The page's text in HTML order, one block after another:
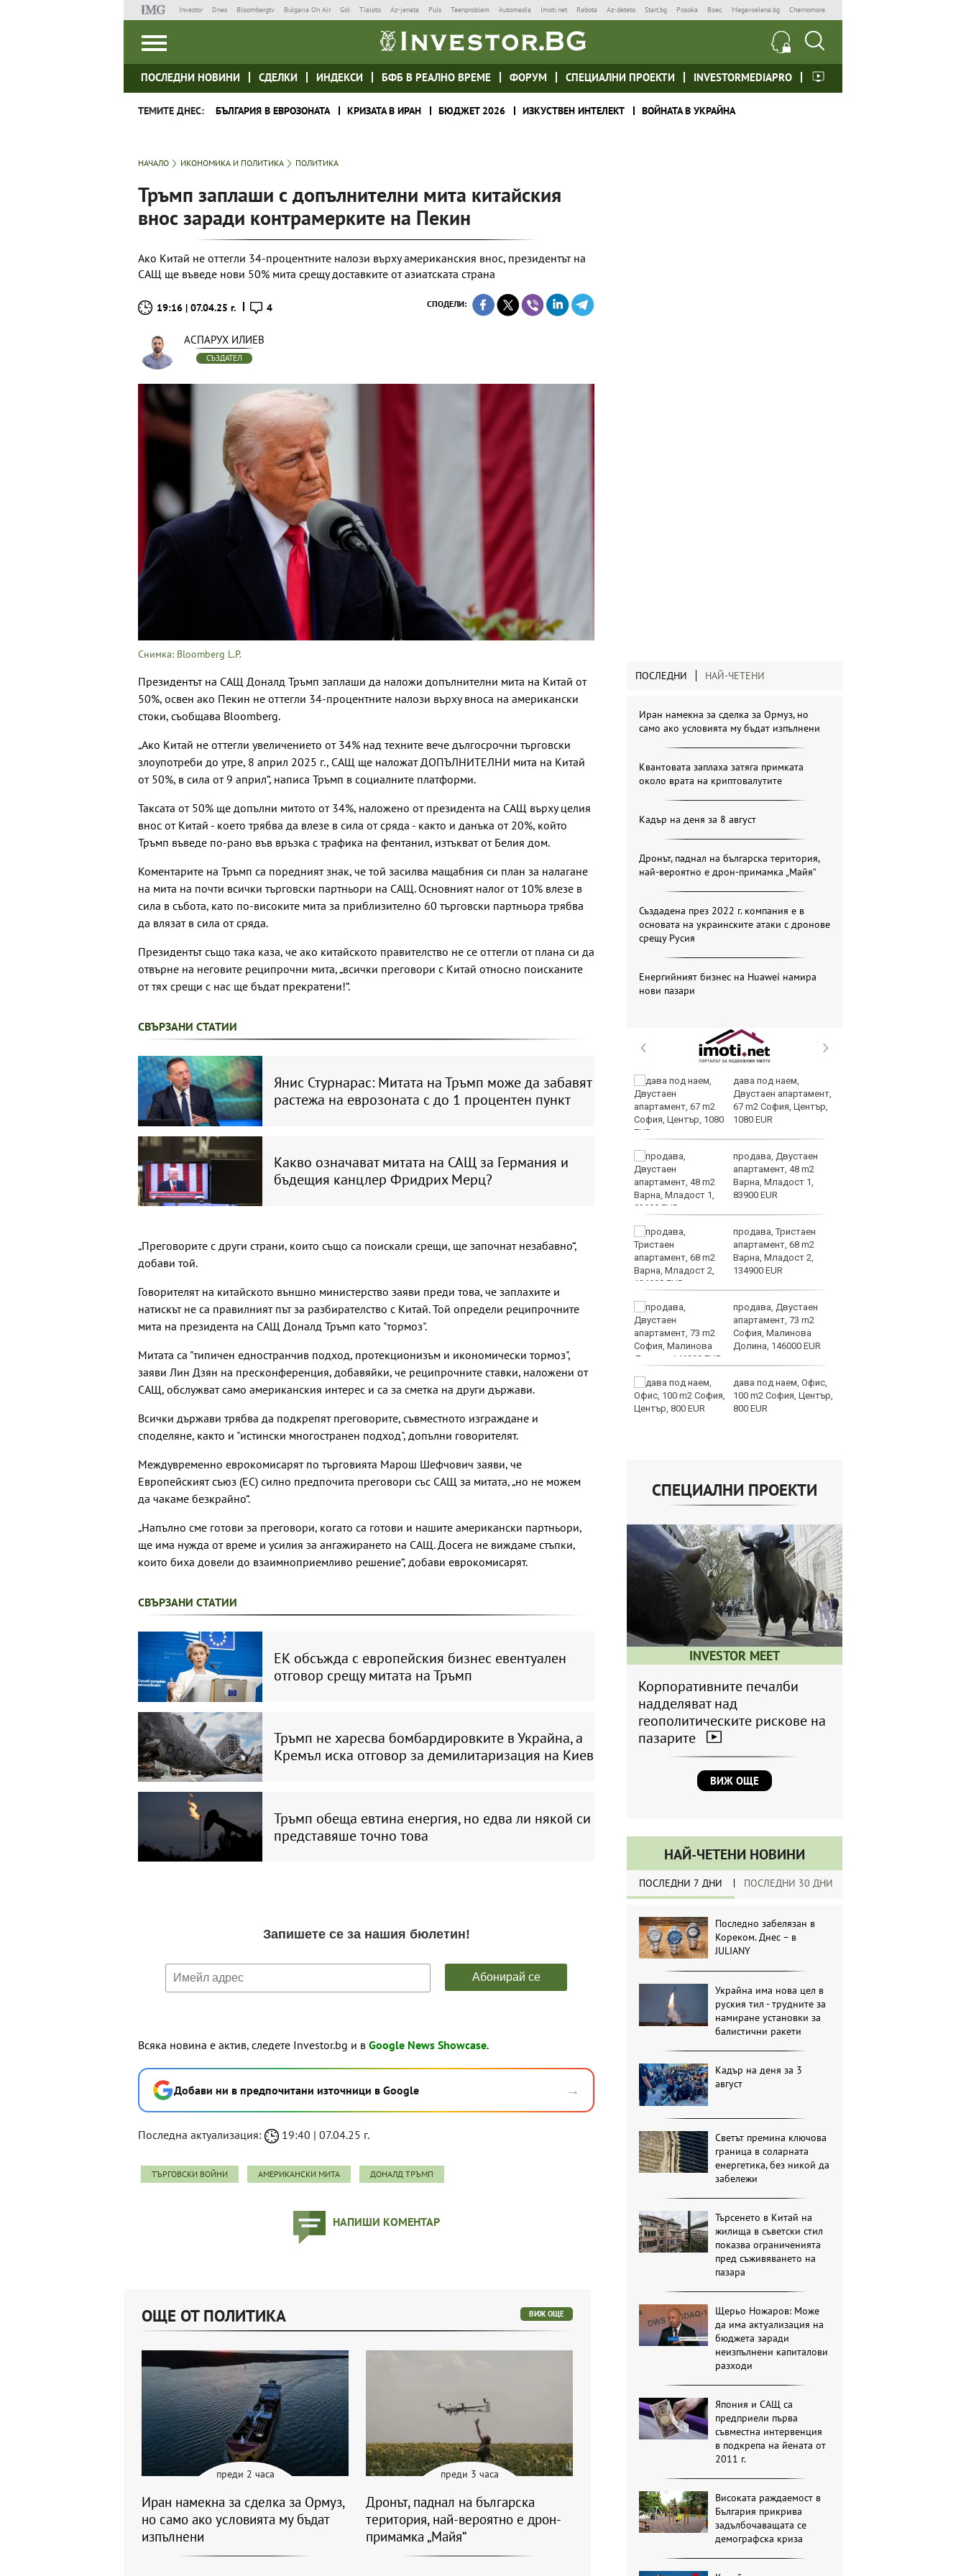
Investor Dnes Bloombergtv Bulgaria On Air Gol Tialoto Az-jenata Puls Teenproblem Automedia Imoti.net Rabota Az-deteto Start.bg Posoka Boec Megavselena.bg Chernomore
ПОСЛЕДНИ НОВИНИ СДЕЛКИ ИНДЕКСИ БФБ В РЕАЛНО ВРЕМЕ ФОРУМ СПЕЦИАЛНИ ПРОЕКТИ INVESTORMEDIAPRO
ТЕМИТЕ ДНЕС: БЪЛГАРИЯ В ЕВРОЗОНАТА КРИЗАТА В ИРАН БЮДЖЕТ 2026 ИЗКУСТВЕН ИНТЕЛЕКТ ВОЙНАТА В УКРАЙНА
НАЧАЛО ИКОНОМИКА И ПОЛИТИКА ПОЛИТИКА
Тръмп заплаши с допълнителни мита китайския
внос заради контрамерките на Пекин
Ако Китай не оттегли 34-процентните налози върху американския внос, президентът на
САЩ ще въведе нови 50% мита срещу доставките от азиатската страна
19:16 | 07.04.25 г. 4 СПОДЕЛИ:
АСПАРУХ ИЛИЕВ
СЪЗДАТЕЛ
Снимка: Bloomberg L.P.
Президентът на САЩ Доналд Тръмп заплаши да наложи допълнителни мита на Китай от
50%, освен ако Пекин не оттегли 34-процентните налози върху вноса на американски
стоки, съобщава Bloomberg.
„Ако Китай не оттегли увеличението от 34% над техните вече дългосрочни търговски
злоупотреби до утре, 8 април 2025 г., САЩ ще наложат ДОПЪЛНИТЕЛНИ мита на Китай
от 50%, в сила от 9 април“, написа Тръмп в социалните платформи.
Таксата от 50% ще допълни митото от 34%, наложено от президента на САЩ върху целия
внос от Китай - което трябва да влезе в сила от сряда - както и данъка от 20%, който
Тръмп въведе по-рано във връзка с трафика на фентанил, изтъкват от Белия дом.
Коментарите на Тръмп са поредният знак, че той засилва мащабния си план за налагане
на мита на почти всички търговски партньори на САЩ. Основният налог от 10% влезе в
сила в събота, като по-високите мита за приблизително 60 търговски партньора трябва
да влязат в сила от сряда.
Президентът също така каза, че ако китайското правителство не се оттегли от плана си да
отвърне на неговите реципрочни мита, „всички преговори с Китай относно поисканите
от тях срещи с нас ще бъдат прекратени!“.
СВЪРЗАНИ СТАТИИ
Янис Стурнарас: Митата на Тръмп може да забавят
растежа на еврозоната с до 1 процентен пункт
Какво означават митата на САЩ за Германия и
бъдещия канцлер Фридрих Мерц?
„Преговорите с други страни, които също са поискали срещи, ще започнат незабавно“,
добави той.
Говорителят на китайското външно министерство заяви преди това, че заплахите и
натискът не са правилният път за разбирателство с Китай. Той определи реципрочните
мита на президента на САЩ Доналд Тръмп като "тормоз".
Митата са "типичен едностранчив подход, протекционизъм и икономически тормоз",
заяви Лин Дзян на пресконференция, добавяйки, че реципрочните ставки, наложени от
САЩ, обслужват само американския интерес и са за сметка на други държави.
Всички държави трябва да подкрепят преговорите, съвместното изграждане и
споделяне, както и "истински многостранен подход", допълни говорителят.
Междувременно еврокомисарят по търговията Марош Шефчович заяви, че
Европейският съюз (ЕС) силно предпочита преговори със САЩ за митата, „но не можем
да чакаме безкрайно“.
„Напълно сме готови за преговори, когато са готови и нашите американски партньори,
ще има нужда от време и усилия за ангажирането на САЩ. Досега не виждаме стъпки,
които биха довели до взаимноприемливо решение“, добави еврокомисарят.
СВЪРЗАНИ СТАТИИ
ЕК обсъжда с европейския бизнес евентуален
отговор срещу митата на Тръмп
Тръмп не харесва бомбардировките в Украйна, а
Кремъл иска отговор за демилитаризация на Киев
Тръмп обеща евтина енергия, но едва ли някой си
представяше точно това
Всяка новина е актив, следете Investor.bg и в Google News Showcase.
Добави ни в предпочитани източници в Google →
Последна актуализация: 19:40 | 07.04.25 г.
ТЪРГОВСКИ ВОЙНИ АМЕРИКАНСКИ МИТА ДОНАЛД ТРЪМП
НАПИШИ КОМЕНТАР
ПОСЛЕДНИ НАЙ-ЧЕТЕНИ
Иран намекна за сделка за Ормуз, но
само ако условията му бъдат изпълнени
Квантовата заплаха затяга примката
около врата на криптовалутите
Кадър на деня за 8 август
Дронът, паднал на българска територия,
най-вероятно е дрон-примамка „Майя“
Създадена през 2022 г. компания е в
основата на украинските атаки с дронове
срещу Русия
Енергийният бизнес на Huawei намира
нови пазари
Черно море
дублиращия си отбор
посланичката на
си с кол
Турция ограничава
финансовите услуги
дава под наем,
Двустаен апартамент,
67 m2 София, Център,
1080 EUR
продава, Двустаен
апартамент, 48 m2
Варна, Младост 1,
83900 EUR
продава, Тристаен
апартамент, 68 m2
Варна, Младост 2,
134900 EUR
продава, Двустаен
апартамент, 73 m2
София, Малинова
Долина, 146000 EUR
дава под наем, Офис,
100 m2 София, Център,
800 EUR
СПЕЦИАЛНИ ПРОЕКТИ
INVESTOR MEET
Корпоративните печалби
надделяват над
геополитическите рискове на
пазарите
ВИЖ ОЩЕ
НАЙ-ЧЕТЕНИ НОВИНИ
ПОСЛЕДНИ 7 ДНИ ПОСЛЕДНИ 30 ДНИ
Последно забелязан в
Кореком. Днес – в
JULIANY
Украйна има нова цел в
руския тил - трудните за
намиране установки за
балистични ракети
Кадър на деня за 3
август
Светът премина ключова
граница в соларната
енергетика, без никой да
забележи
Търсенето в Китай на
жилища в съветски стил
показва ограниченията
пред съживяването на
пазара
Щерьо Ножаров: Може
да има актуализация на
бюджета заради
неизпълнени капиталови
разходи
Япония и САЩ са
предприели първа
съвместна интервенция
в подкрепа на йената от
2011 г.
Високата раждаемост в
България прикрива
задълбочаващата се
демографска криза
ОЩЕ ОТ ПОЛИТИКА ВИЖ ОЩЕ
преди 2 часа
Иран намекна за сделка за Ормуз,
но само ако условията му бъдат
изпълнени
преди 3 часа
Дронът, паднал на българска
територия, най-вероятно е дрон-
примамка „Майя“